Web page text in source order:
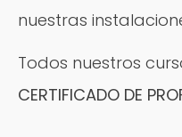
nuestras
Todos nuestros
CERTIFICADO DE